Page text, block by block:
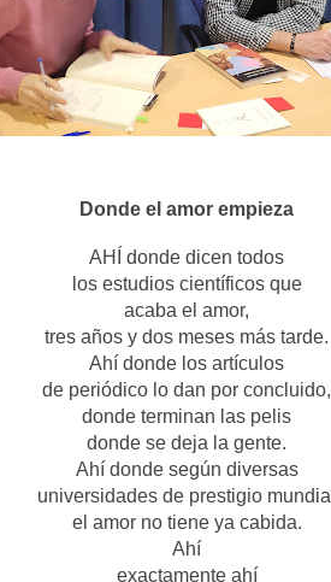
Donde el amor empieza
AHÍ donde dicen todos
los estudios científicos que
acaba el amor,
tres años y dos meses más tarde.
Ahí donde los artículos
de periódico lo dan por concluido,
donde terminan las pelis
donde se deja la gente.
Ahí donde según diversas
universidades de prestigio mundial
el amor no tiene ya cabida.
Ahí
exactamente ahí